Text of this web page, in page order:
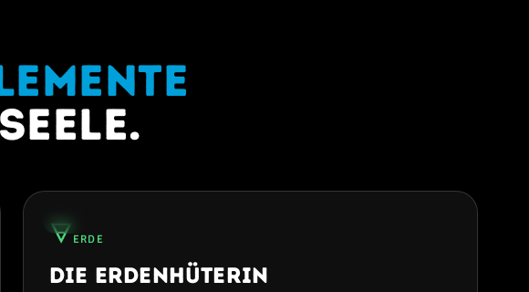
🜃ERDE
Die Erdenhüterin